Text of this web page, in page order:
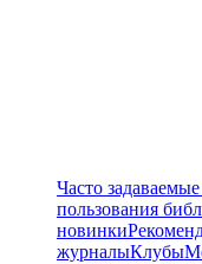
Часто
пользования
новинки
журналыКлубы